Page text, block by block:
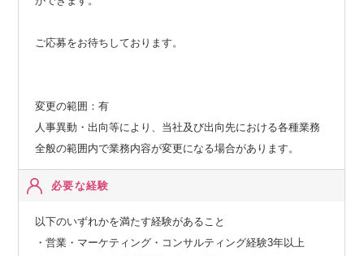
ご応募をお待ちしております。
変更の範囲：有
人事異動・出向等により、当社及び出向先における各種業務
全般の範囲内で業務内容が変更になる場合があります。
必要な経験
以下のいずれかを満たす経験があること
・営業・マーケティング・コンサルティング経験3年以上